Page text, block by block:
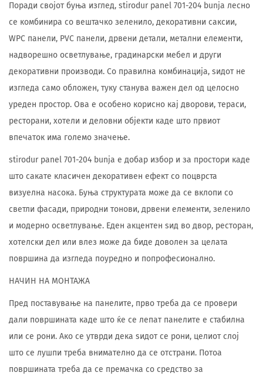
Поради својот буња изглед, stirodur panel 701-204 bunja лесно
се комбинира со вештачко зеленило, декоративни саксии,
WPC панели, PVC панели, дрвени детали, метални елементи,
надворешно осветлување, градинарски мебел и други
декоративни производи. Со правилна комбинација, ѕидот не
изгледа само обложен, туку станува важен дел од целосно
уреден простор. Ова е особено корисно кај дворови, тераси,
ресторани, хотели и деловни објекти каде што првиот
впечаток има големо значење.
stirodur panel 701-204 bunja е добар избор и за простори каде
што сакате класичен декоративен ефект со поцврста
визуелна насока. Буња структурата може да се вклопи со
светли фасади, природни тонови, дрвени елементи, зеленило
и модерно осветлување. Еден акцентен ѕид во двор, ресторан,
хотелски дел или влез може да биде доволен за целата
површина да изгледа поуредно и попрофесионално.
НАЧИН НА МОНТАЖА
Пред поставување на панелите, прво треба да се провери
дали површината каде што ќе се лепат панелите е стабилна
или се рони. Ако се утврди дека ѕидот се рони, целиот слој
што се лушпи треба внимателно да се отстрани. Потоа
површината треба да се премачка со средство за